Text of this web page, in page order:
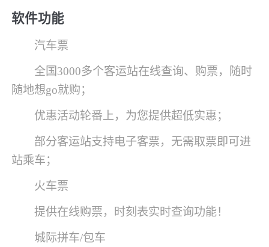
软件功能
汽车票
全国3000多个客运站在线查询、购票，随时
随地想go就购；
优惠活动轮番上，为您提供超低实惠；
部分客运站支持电子客票，无需取票即可进
站乘车；
火车票
提供在线购票，时刻表实时查询功能！
城际拼车/包车